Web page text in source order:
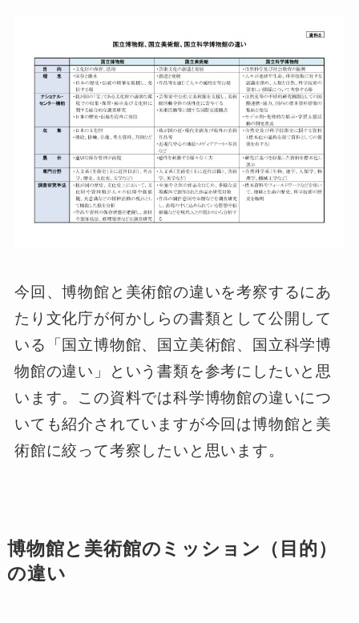
今回、博物館と美術館の違いを考察するにあ
たり文化庁が何かしらの書類として公開して
いる「国立博物館、国立美術館、国立科学博
物館の違い」という書類を参考にしたいと思
います。この資料では科学博物館の違いにつ
いても紹介されていますが今回は博物館と美
術館に絞って考察したいと思います。
博物館と美術館のミッション（目的）
の違い